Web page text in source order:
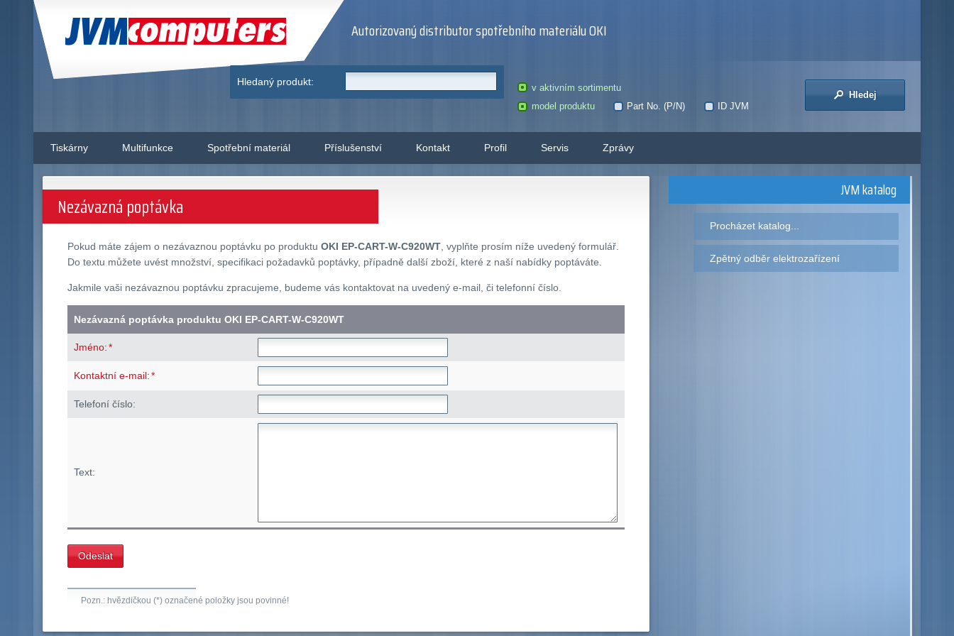
JVM Computers Autorizovaný distributor spotřebního materiálu OKI
Hledaný produkt:
v aktivním sortimentu
model produktu
Part No. (P/N) ID JVM
Hledej
Tiskárny Multifunkce Spotřební materiál Příslušenství Kontakt Profil Servis Zprávy
Nezávazná poptávka
Pokud máte zájem o nezávaznou poptávku po produktu OKI EP-CART-W-C920WT, vyplňte prosím níže uvedený formulář.
Do textu můžete uvést množství, specifikaci požadavků poptávky, případně další zboží, které z naší nabídky poptáváte.
Jakmile vaši nezávaznou poptávku zpracujeme, budeme vás kontaktovat na uvedený e-mail, či telefonní číslo.
Nezávazná poptávka produktu OKI EP-CART-W-C920WT
Jméno: *
Kontaktní e-mail: *
Telefoní číslo:
Text:
Pozn.: hvězdičkou (*) označené položky jsou povinné!
JVM katalog
Procházet katalog...
Zpětný odběr elektrozařízení